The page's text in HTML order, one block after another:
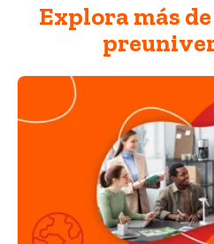
Explora más